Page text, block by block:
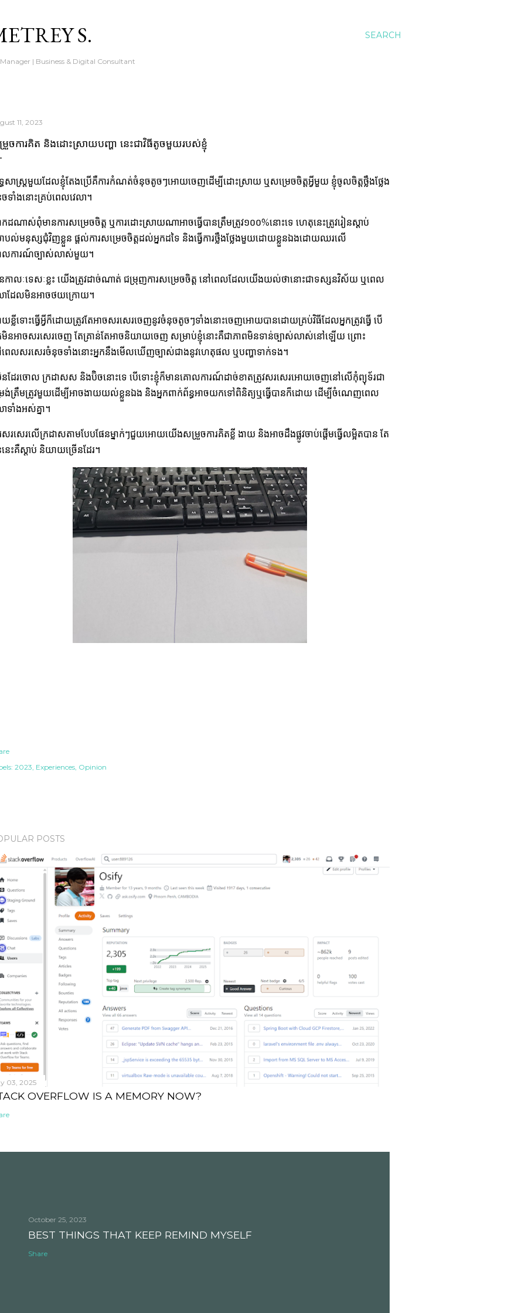
SEARCH
S.
| Business & Digital Consultant
11, 2023
ចការគិត និងដោះស្រាយបញ្ហា នេះជាវិធីតូចមួយរបស់ខ្ញុំ
សាស្ត្រមួយដែលខ្ញុំតែងប្រើគឺការកំណត់ចំនុចតូចៗអោយចេញដើម្បីដោះស្រាយ ឬសម្រេចចិត្តអ្វីមួយ ខ្ញុំចូលចិត្តថ្លឹងថ្លែង
ទាំងនោះគ្រប់ពេលវេលា។
កដណាស់ពុំមានការសម្រេចចិត្ត ឬការដោះស្រាយណាអាចធ្វើបានត្រឹមត្រូវ១០០%នោះទេ ហេតុនេះត្រូវរៀនស្តាប់
ល់មនុស្សជុំវិញខ្លួន ផ្តល់ការសម្រេចចិត្តដល់អ្នកដទៃ និងធ្វើការថ្លឹងថ្លែងមួយដោយ​ខ្លួនឯង​ដោយឈរលើ
លការណ៍ច្បាស់លាស់មួយ។
កាលៈទេសៈខ្លះ យើងត្រូវដាច់ណាត់ ជម្រុញការសម្រេចចិត្ត នៅពេលដែលយើងយល់ថានោះជាទស្សនវិស័យ ឬពេល
ាដែលមិនអាចថយក្រោយ។
ខ្លីទោះធ្វើអ្វីក៏ដោយត្រូវតែអាចសរសេរចេញនូវចំនុចតូចៗទាំងនោះចេញអោយបានដោយគ្រប់វិធី​ដែលអ្នកត្រូវធ្វើ បើ
មិនអាចសរសេរចេញ តែគ្រាន់តែអាចនិយាយចេញ សម្រាប់ខ្ញុំនោះគឺជាភាពមិនទាន់ច្បាស់លាស់នៅឡើយ ព្រោះ
េលសរសេរចំនុចទាំងនោះអ្នកនឹងមើលឃើញច្បាស់ជាងនូវហេតុផល ឬបញ្ហាទាក់ទង។
នដែរចោល ក្រដាសស និងប៊ិចនោះទេ បើទោះខ្ញុំក៏មានគោលការណ៍ដាច់ខាតត្រូវសរសេរអោយចេញ​នៅលើកុំព្យុទ័រជា
ង់ត្រឹមត្រូវមួយដើម្បីអាចងាយយល់ខ្លួនឯង និងអ្នកពាក់ព័ន្ធអាចយកទៅពិនិត្យឬធ្វើបានក៏ដោយ ដើម្បីចំណេញពេល
ាទាំងអស់គ្នា។
សរសេរលើក្រដាសតាមបែបផែនម្នាក់ៗជួយអោយយើងសម្រួចការគិតខ្លី ងាយ និងអាចដឹងផ្លូវចាប់ផ្តើមធ្វើលម្អិតបាន តែ
េះគឺស្តាប់ និយាយច្រើនដែរ។
2023 Experiences Opinion
POSTS
03, 2025
OVERFLOW IS A MEMORY NOW?
October 25, 2023
BEST THINGS THAT KEEP REMIND MYSELF
Share